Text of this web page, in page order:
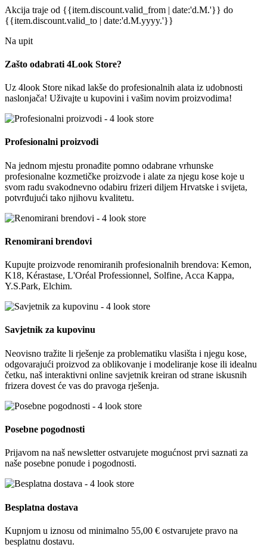
Akcija traje od {{item.discount.valid_from | date:'d.M.'}} do
{{item.discount.valid_to | date:'d.M.yyyy.'}}
Na upit
Zašto odabrati 4Look Store?
Uz 4look Store nikad lakše do profesionalnih alata iz udobnosti
naslonjača! Uživajte u kupovini i vašim novim proizvodima!
Profesionalni proizvodi
Na jednom mjestu pronađite pomno odabrane vrhunske
profesionalne kozmetičke proizvode i alate za njegu kose koje u
svom radu svakodnevno odabiru frizeri diljem Hrvatske i svijeta,
potvrđujući tako njihovu kvalitetu.
Renomirani brendovi
Kupujte proizvode renomiranih profesionalnih brendova: Kemon,
K18, Kérastase, L'Oréal Professionnel, Solfine, Acca Kappa,
Y.S.Park, Elchim.
Savjetnik za kupovinu
Neovisno tražite li rješenje za problematiku vlasišta i njegu kose,
odgovarajući proizvod za oblikovanje i modeliranje kose ili idealnu
četku, naš interaktivni online savjetnik kreiran od strane iskusnih
frizera dovest će vas do pravoga rješenja.
Posebne pogodnosti
Prijavom na naš newsletter ostvarujete mogućnost prvi saznati za
naše posebne ponude i pogodnosti.
Besplatna dostava
Kupnjom u iznosu od minimalno 55,00 € ostvarujete pravo na
besplatnu dostavu.